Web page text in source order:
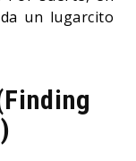
un lugarcito